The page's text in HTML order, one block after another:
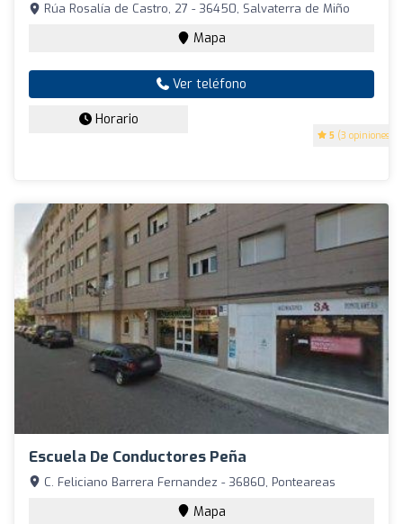
5 (3 opiniones)
Rúa Rosalía de Castro, 27 - 36450, Salvaterra de Miño
Mapa
Ver teléfono
Horario
Escuela De Conductores Peña
C. Feliciano Barrera Fernandez - 36860, Ponteareas
Mapa